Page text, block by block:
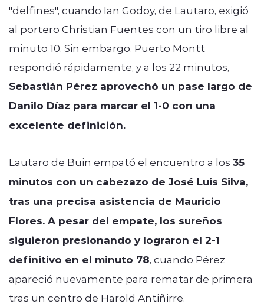
"delfines", cuando Ian Godoy, de Lautaro, exigió
al portero Christian Fuentes con un tiro libre al
minuto 10. Sin embargo, Puerto Montt
respondió rápidamente, y a los 22 minutos,
Sebastián Pérez aprovechó un pase largo de
Danilo Díaz para marcar el 1-0 con una
excelente definición.
Lautaro de Buin empató el encuentro a los 35
minutos con un cabezazo de José Luis Silva,
tras una precisa asistencia de Mauricio
Flores. A pesar del empate, los sureños
siguieron presionando y lograron el 2-1
definitivo en el minuto 78, cuando Pérez
apareció nuevamente para rematar de primera
tras un centro de Harold Antiñirre.